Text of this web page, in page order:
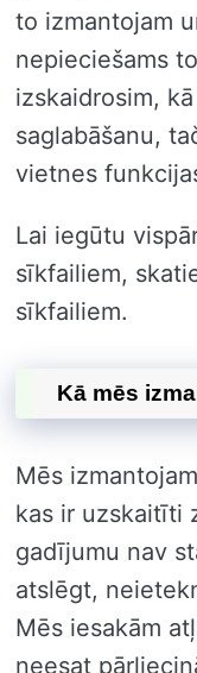
to izmantojam
nepieciešams
izskaidrosim,
saglabāšanu,
vietnes
Lai iegūtu
sīkfailiem,
sīkfailiem.
Kā mēs
Mēs
kas ir uzskaitīti
gadījumu nav
atslēgt,
Mēs iesakām
neesat